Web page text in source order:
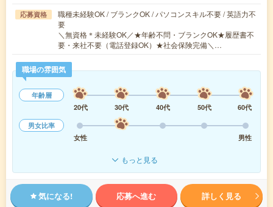
応募資格
職種未経験OK / ブランクOK / パソコンスキル不要 / 英語力不
要
＼無資格＊未経験OK／★年齢不問・ブランクOK★履歴書不
要・来社不要（電話登録OK）★社会保険完備＼…
職場の雰囲気
年齢層
20代
30代 40代 50代
60代
男女比率
女性
男性
もっと見る
気になる! 応募へ進む 詳しく見る